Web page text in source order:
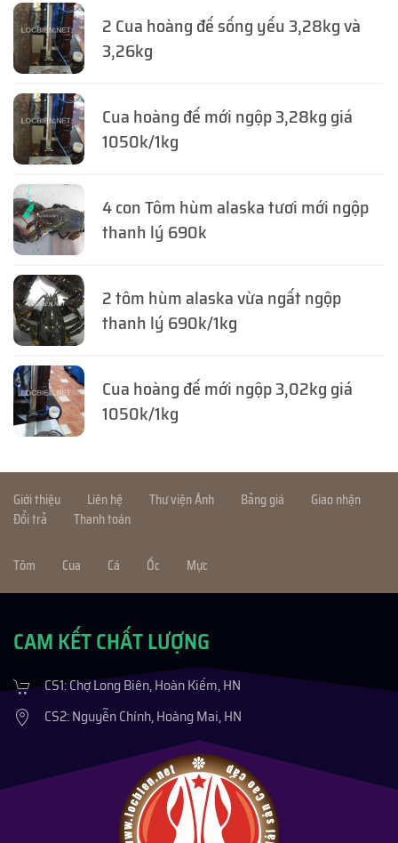
2 Cua hoàng đế sống yếu 3,28kg và
3,26kg
Cua hoàng đế mới ngộp 3,28kg giá
1050k/1kg
4 con Tôm hùm alaska tươi mới ngộp
thanh lý 690k
2 tôm hùm alaska vừa ngất ngộp
thanh lý 690k/1kg
Cua hoàng đế mới ngộp 3,02kg giá
1050k/1kg
Giới thiệu Liên hệ Thư viện Ảnh Bảng giá
Giao nhận
Đổi trả
Thanh toán
Tôm Cua Cá Ốc Mực
CAM KẾT CHẤT LƯỢNG
CS1: Chợ Long Biên, Hoàn Kiếm, HN
CS2: Nguyễn Chính, Hoàng Mai, HN